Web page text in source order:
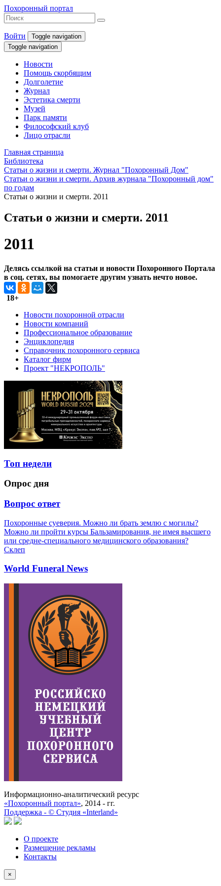
Похоронный портал
Войти
Toggle navigation
Toggle navigation
Новости
Помощь скорбящим
Долголетие
Журнал
Эстетика смерти
Музей
Парк памяти
Философский клуб
Лицо отрасли
Главная страница
Библиотека
Статьи о жизни и смерти. Журнал "Похоронный Дом"
Статьи о жизни и смерти. Архив журнала "Похоронный дом"
по годам
Статьи о жизни и смерти. 2011
Статьи о жизни и смерти. 2011
2011
Делясь ссылкой на статьи и новости Похоронного Портала
в соц. сетях, вы помогаете другим узнать нечто новое.
18+
Новости похоронной отрасли
Новости компаний
Профессиональное образование
Энциклопедия
Справочник похоронного сервиса
Каталог фирм
Проект "НЕКРОПОЛЬ"
Топ недели
Опрос дня
Вопрос ответ
Похоронные суеверия. Можно ли брать землю с могилы?
Можно ли пройти курсы Бальзамирования, не имея высшего
или средне-специального медицинского образования?
Склеп
World Funeral News
Информационно-аналитический ресурс
«Похоронный портал», 2014 - гг.
Поддержка - © Cтудия «Interland»
О проекте
Размещение рекламы
Контакты
×